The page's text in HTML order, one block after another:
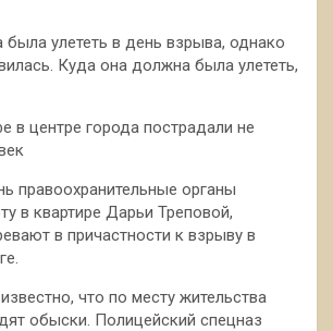
улететь в день взрыва, однако
Куда она должна была улететь,
в центре города пострадали не
правоохранительные органы
в квартире Дарьи Треповой,
в причастности к взрыву в
что по месту жительства
обыски. Полицейский спецназ